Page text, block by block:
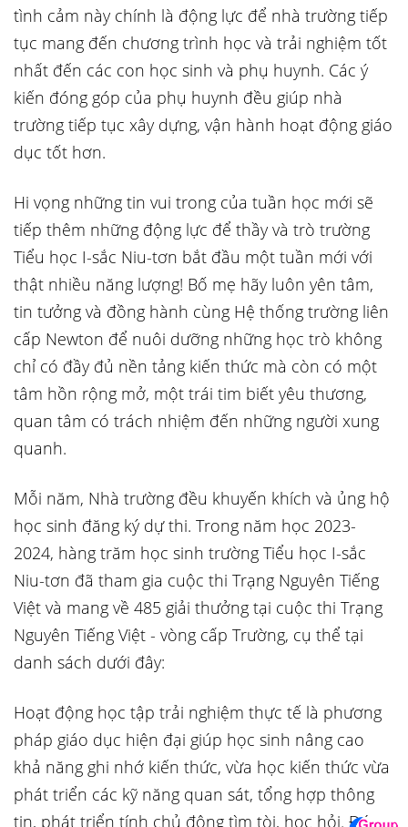
tình cảm này chính là động lực để nhà trường tiếp
tục mang đến chương trình học và trải nghiệm tốt
nhất đến các con học sinh và phụ huynh. Các ý
kiến đóng góp của phụ huynh đều giúp nhà
trường tiếp tục xây dựng, vận hành hoạt động giáo
dục tốt hơn.
Hi vọng những tin vui trong của tuần học mới sẽ
tiếp thêm những động lực để thầy và trò trường
Tiểu học I-sắc Niu-tơn bắt đầu một tuần mới với
thật nhiều năng lượng! Bố mẹ hãy luôn yên tâm,
tin tưởng và đồng hành cùng Hệ thống trường liên
cấp Newton để nuôi dưỡng những học trò không
chỉ có đầy đủ nền tảng kiến thức mà còn có một
tâm hồn rộng mở, một trái tim biết yêu thương,
quan tâm có trách nhiệm đến những người xung
quanh.
Mỗi năm, Nhà trường đều khuyến khích và ủng hộ
học sinh đăng ký dự thi. Trong năm học 2023-
2024, hàng trăm học sinh trường Tiểu học I-sắc
Niu-tơn đã tham gia cuộc thi Trạng Nguyên Tiếng
Việt và mang về 485 giải thưởng tại cuộc thi Trạng
Nguyên Tiếng Việt - vòng cấp Trường, cụ thể tại
danh sách dưới đây:
Hoạt động học tập trải nghiệm thực tế là phương
pháp giáo dục hiện đại giúp học sinh nâng cao
khả năng ghi nhớ kiến thức, vừa học kiến thức vừa
phát triển các kỹ năng quan sát, tổng hợp thông
tin, phát triển tính chủ động tìm tòi, học hỏi. Đó